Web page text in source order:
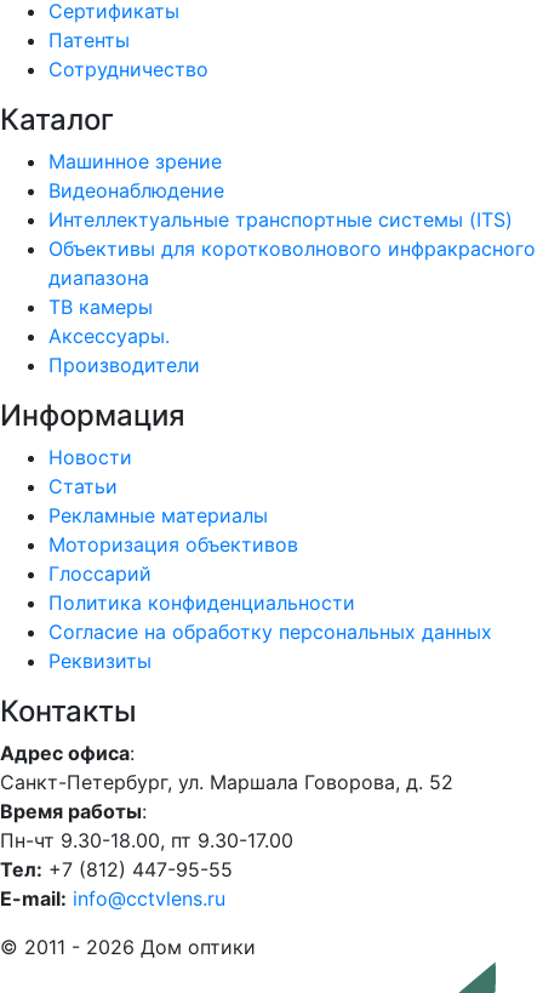
Сертификаты
Патенты
Сотрудничество
Каталог
Машинное зрение
Видеонаблюдение
Интеллектуальные транспортные системы (ITS)
Объективы для коротковолнового инфракрасного
диапазона
ТВ камеры
Аксессуары.
Производители
Информация
Новости
Статьи
Рекламные материалы
Моторизация объективов
Глоссарий
Политика конфиденциальности
Согласие на обработку персональных данных
Реквизиты
Контакты
Адрес офиса:
Санкт-Петербург, ул. Маршала Говорова, д. 52
Время работы:
Пн-чт 9.30-18.00, пт 9.30-17.00
Тел: +7 (812) 447-95-55
E-mail: info@cctvlens.ru
© 2011 - 2026 Дом оптики